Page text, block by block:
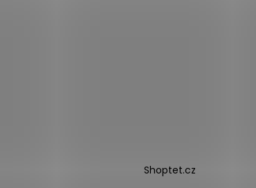
Shoptet.cz